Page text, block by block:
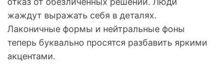
жаждут выражать себя в деталях.
Лаконичные формы и нейтральные фоны
теперь буквально просятся разбавить яркими
акцентами.